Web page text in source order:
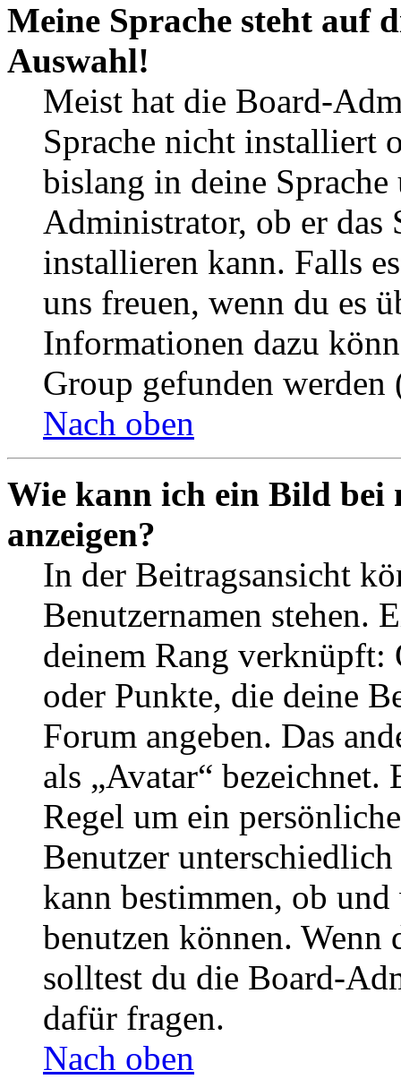
Meine Sprache steht auf
Auswahl!
Meist hat die Board-
Sprache nicht installiert
bislang in deine
Administrator, ob er das
installieren kann. Falls
uns freuen, wenn du es
Informationen dazu
Group gefunden
Nach oben
Wie kann ich ein Bild bei
anzeigen?
In der Beitragsansicht
Benutzernamen stehen.
deinem Rang verknüpft:
oder Punkte, die deine
Forum angeben. Das
als „Avatar“
Regel um ein
Benutzer
kann bestimmen, ob
benutzen können. Wenn
solltest du die Board-
dafür fragen.
Nach oben